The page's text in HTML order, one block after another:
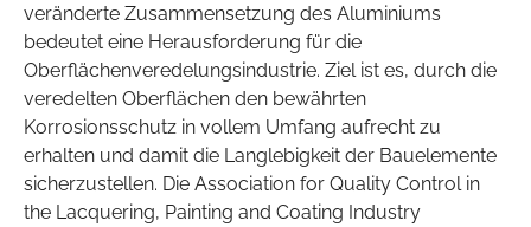
veränderte Zusammensetzung des Aluminiums
bedeutet eine Herausforderung für die
Oberflächenveredelungsindustrie. Ziel ist es, durch die
veredelten Oberflächen den bewährten
Korrosionsschutz in vollem Umfang aufrecht zu
erhalten und damit die Langlebigkeit der Bauelemente
sicherzustellen. Die Association for Quality Control in
the Lacquering, Painting and Coating Industry